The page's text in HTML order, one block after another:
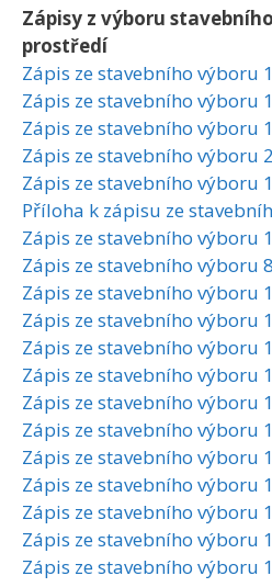
Zápisy z výboru
prostředí
Zápis ze stavebního výboru
Zápis ze stavebního výboru
Zápis ze stavebního výboru
Zápis ze stavebního výboru
Zápis ze stavebního výboru
Příloha k zápisu ze
Zápis ze stavebního výboru
Zápis ze stavebního výboru
Zápis ze stavebního výboru
Zápis ze stavebního výboru
Zápis ze stavebního výboru
Zápis ze stavebního výboru
Zápis ze stavebního výboru
Zápis ze stavebního výboru
Zápis ze stavebního výboru
Zápis ze stavebního výboru
Zápis ze stavebního výboru
Zápis ze stavebního výboru
Zápis ze stavebního výboru